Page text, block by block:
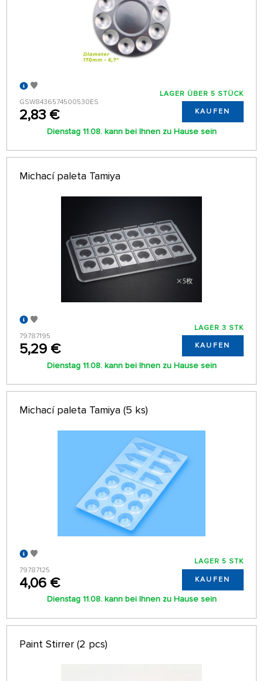
GSW8436574500530ES
2,83 €
LAGER ÜBER 5 STÜCK
KAUFEN
Dienstag 11.08. kann bei Ihnen zu Hause sein
Michací paleta Tamiya
79787195
5,29 €
LAGER 3 STK
KAUFEN
Dienstag 11.08. kann bei Ihnen zu Hause sein
Michací paleta Tamiya (5 ks)
79787125
4,06 €
LAGER 5 STK
KAUFEN
Dienstag 11.08. kann bei Ihnen zu Hause sein
Paint Stirrer (2 pcs)